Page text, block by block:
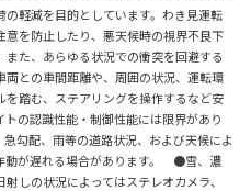
軽減を目的としています。わき見運転
を防止したり、悪天候時の視界不良下
た、あらゆる状況での衝突を回避する
との車間距離や、周囲の状況、運転環
踏む、ステアリングを操作するなど安
の認識性能・制御性能には限界があり
勾配、雨等の道路状況、および天候によ
動が遅れる場合があります。 ●雪、濃
しの状況によってはステレオカメラ、